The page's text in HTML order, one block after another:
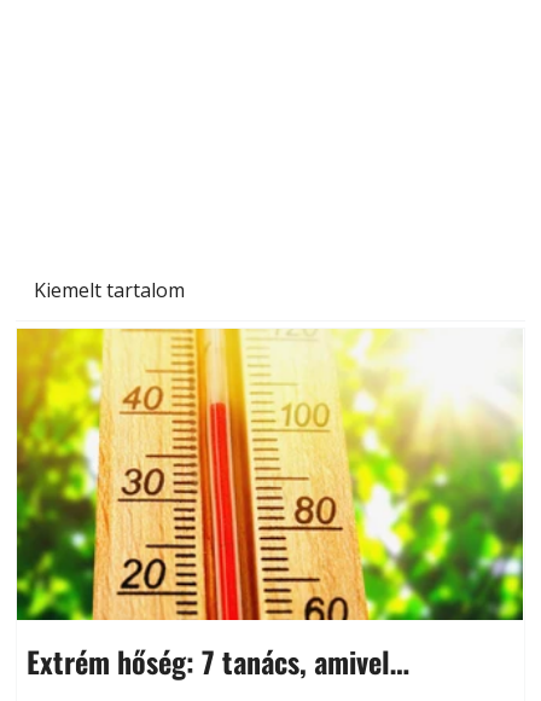
Kiemelt tartalom
Extrém hőség: 7 tanács, amivel